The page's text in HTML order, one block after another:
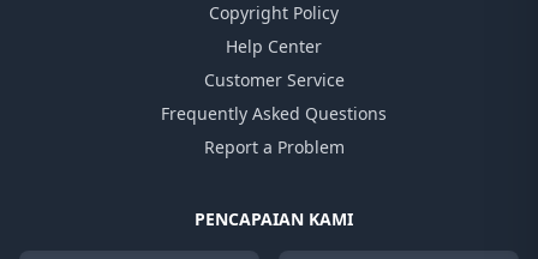
Copyright Policy
Help Center
Customer Service
Frequently Asked Questions
Report a Problem
PENCAPAIAN KAMI